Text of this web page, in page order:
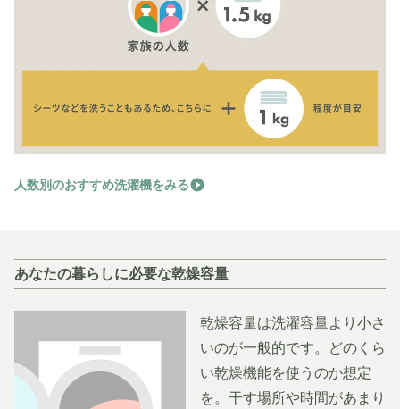
人数別のおすすめ洗濯機をみる
あなたの暮らしに必要な乾燥容量
乾燥容量は洗濯容量より小さ
いのが一般的です。どのくら
い乾燥機能を使うのか想定
を。干す場所や時間があまり